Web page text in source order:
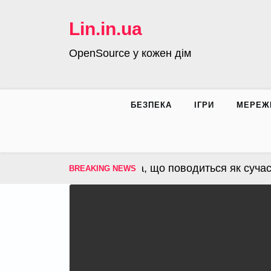
Lin.in.ua
OpenSource у кожен дім
БЕЗПЕКА ІГРИ
BREAKING NEWS
– операційна система, що поводиться як